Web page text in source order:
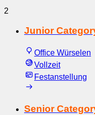
2
Junior
Office Würselen
Vollzeit
Festanstellung
Senior